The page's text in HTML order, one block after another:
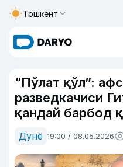
Тошкент
“Пўлат қўл”:
разведкачиси
қандай барбод
Дунё 19:00 / 08.05.2026